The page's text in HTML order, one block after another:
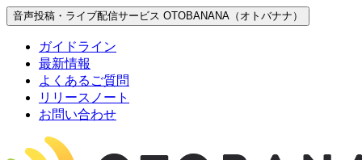
音声投稿・ライブ配信サービス OTOBANANA（オトバナナ）
ガイドライン
最新情報
よくあるご質問
リリースノート
お問い合わせ